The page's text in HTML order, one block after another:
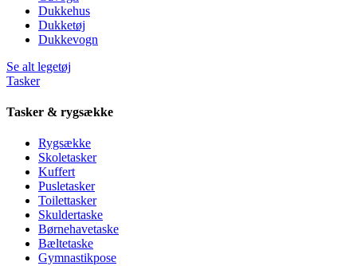
Dukkehus
Dukketøj
Dukkevogn
Se alt legetøj
Tasker
Tasker & rygsække
Rygsække
Skoletasker
Kuffert
Pusletasker
Toilettasker
Skuldertaske
Børnehavetaske
Bæltetaske
Gymnastikpose